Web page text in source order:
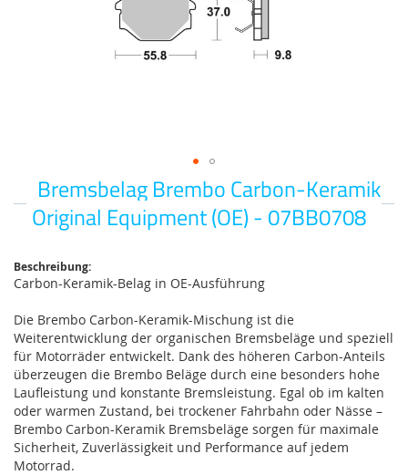
Bremsbelag Brembo Carbon-Keramik
Original Equipment (OE) - 07BB0708
Zum
Anfang
der
Beschreibung:
Carbon-Keramik-Belag in OE-Ausführung
Die Brembo Carbon-Keramik-Mischung ist die
Weiterentwicklung der organischen Bremsbeläge und speziell
für Motorräder entwickelt. Dank des höheren Carbon-Anteils
überzeugen die Brembo Beläge durch eine besonders hohe
Laufleistung und konstante Bremsleistung. Egal ob im kalten
oder warmen Zustand, bei trockener Fahrbahn oder Nässe –
Brembo Carbon-Keramik Bremsbeläge sorgen für maximale
Sicherheit, Zuverlässigkeit und Performance auf jedem
Motorrad.